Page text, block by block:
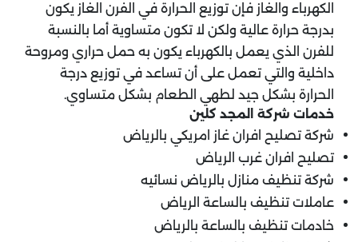
الكهرباء والغاز فإن توزيع الحرارة في الفرن الغاز يكون
بدرجة حرارة عالية ولكن لا تكون متساوية أما بالنسبة
للفرن الذي يعمل بالكهرباء يكون به حمل حراري ومروحة
داخلية والتي تعمل على أن تساعد في توزيع درجة
الحرارة بشكل جيد لطهي الطعام بشكل متساوي.
خدمات شركة المجد كلين
شركة تصليح افران غاز امريكي بالرياض
تصليح افران غرب الرياض
شركة تنظيف منازل بالرياض نسائيه
عاملات تنظيف بالساعة الرياض
خادمات تنظيف بالساعة بالرياض